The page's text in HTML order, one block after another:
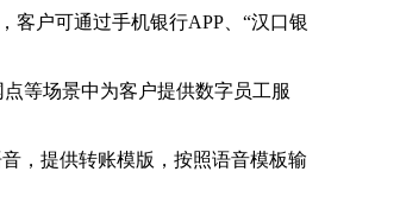
客户可通过手机银行APP、“汉口银
等场景中为客户提供数字员工服
，提供转账模版，按照语音模板输